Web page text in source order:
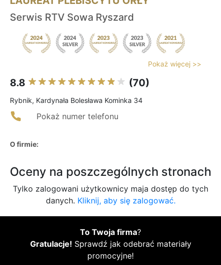
Serwis RTV Sowa Ryszard
Pokaż więcej >>
8.8 (70)
Rybnik, Kardynała Bolesława Kominka 34
Pokaż numer telefonu
O firmie:
Oceny na poszczególnych stronach
Tylko zalogowani użytkownicy maja dostęp do tych
danych. Kliknij, aby się zalogować.
To Twoja firma?
Gratulacje! Sprawdź jak odebrać materiały
promocyjne!